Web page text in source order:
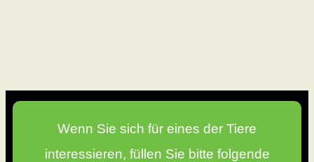
Wenn Sie sich für eines der Tiere
interessieren, füllen Sie bitte folgende